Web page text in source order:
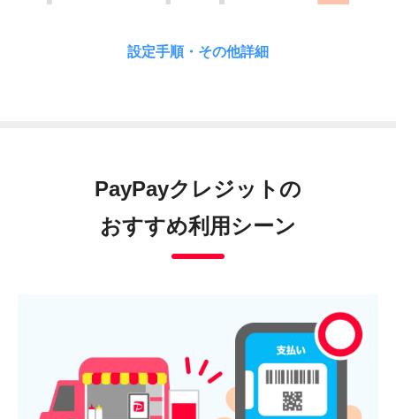
設定手順・その他詳細
PayPayクレジットの
おすすめ利用シーン